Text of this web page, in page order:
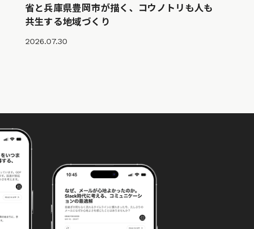
省と兵庫県豊岡市が描く、コウノトリも人も
共生する地域づくり
2026.07.30